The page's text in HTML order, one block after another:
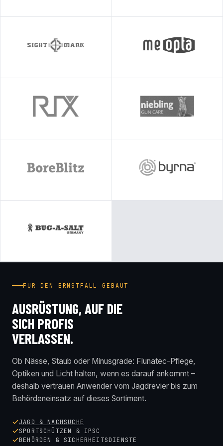
FÜR DEN ERNSTFALL GEBAUT
AUSRÜSTUNG, AUF DIE
SICH PROFIS
VERLASSEN.
Ob Nässe, Staub oder Minusgrade: Flunatec-Pflege,
Optiken und Licht halten, wenn es darauf ankommt –
deshalb vertrauen Anwender vom Jagdrevier bis zum
Behördeneinsatz auf dieses Sortiment.
JAGD & NACHSUCHE
SPORTSCHÜTZEN & IPSC
BEHÖRDEN & SICHERHEITSDIENSTE